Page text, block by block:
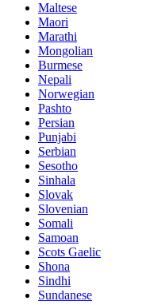
Maltese
Maori
Marathi
Mongolian
Burmese
Nepali
Norwegian
Pashto
Persian
Punjabi
Serbian
Sesotho
Sinhala
Slovak
Slovenian
Somali
Samoan
Scots Gaelic
Shona
Sindhi
Sundanese